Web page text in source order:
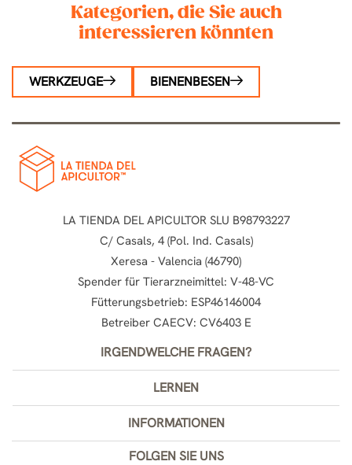
Kategorien, die Sie auch
interessieren könnten
WERKZEUGE BIENENBESEN
LA TIENDA DEL APICULTOR SLU B98793227
C/ Casals, 4 (Pol. Ind. Casals)
Xeresa - Valencia (46790)
Spender für Tierarzneimittel: V-48-VC
Fütterungsbetrieb: ESP46146004
Betreiber CAECV: CV6403 E
IRGENDWELCHE FRAGEN?
LERNEN
INFORMATIONEN
FOLGEN SIE UNS